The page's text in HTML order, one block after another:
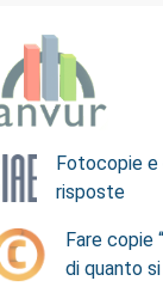
Fotocopie e
risposte
Fare copie
di quanto